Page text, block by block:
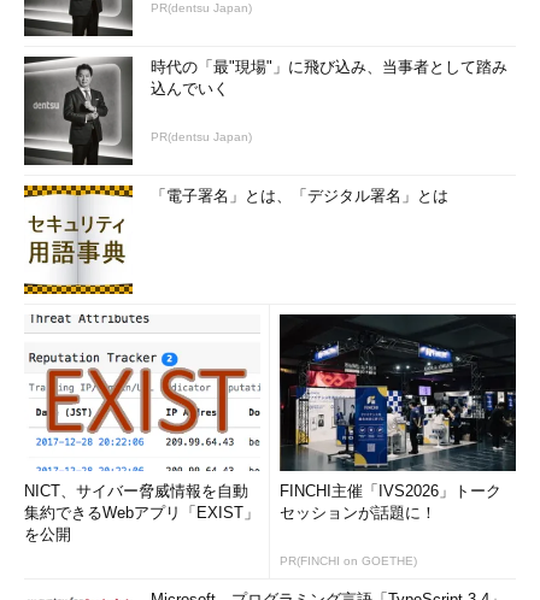
PR(dentsu Japan)
時代の「最"現場"」に飛び込み、当事者として踏み
込んでいく
PR(dentsu Japan)
「電子署名」とは、「デジタル署名」とは
NICT、サイバー脅威情報を自動
集約できるWebアプリ「EXIST」
を公開
FINCHI主催「IVS2026」トーク
セッションが話題に！
PR(FINCHI on GOETHE)